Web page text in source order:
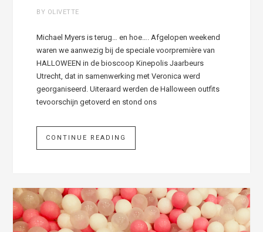
BY OLIVETTE
Michael Myers is terug… en hoe…. Afgelopen weekend
waren we aanwezig bij de speciale voorpremière van
HALLOWEEN in de bioscoop Kinepolis Jaarbeurs
Utrecht, dat in samenwerking met Veronica werd
georganiseerd. Uiteraard werden de Halloween outfits
tevoorschijn getoverd en stond ons
CONTINUE READING